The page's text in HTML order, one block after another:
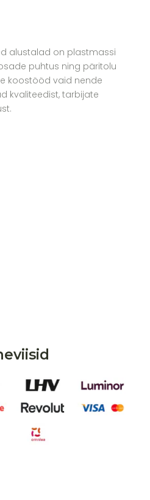
alustalad on plastmassi
puhtus ning päritolu
koostööd vaid nende
kvaliteedist, tarbijate